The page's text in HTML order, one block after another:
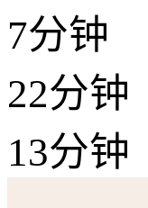
7分钟
22分钟
13分钟